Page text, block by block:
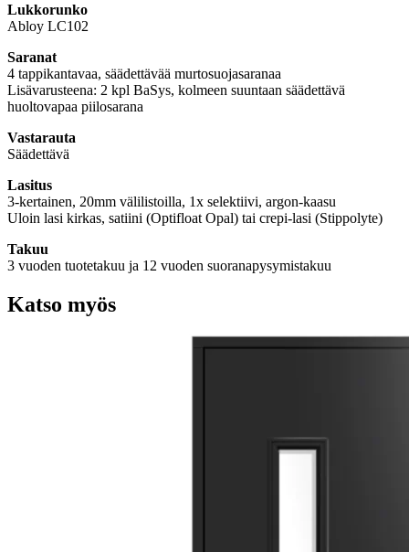
Lukkorunko
Abloy LC102
Saranat
4 tappikantavaa, säädettävää murtosuojasaranaa
Lisävarusteena: 2 kpl BaSys, kolmeen suuntaan säädettävä
huoltovapaa piilosarana
Vastarauta
Säädettävä
Lasitus
3-kertainen, 20mm välilistoilla, 1x selektiivi, argon-kaasu
Uloin lasi kirkas, satiini (Optifloat Opal) tai crepi-lasi (Stippolyte)
Takuu
3 vuoden tuotetakuu ja 12 vuoden suoranapysymistakuu
Katso myös